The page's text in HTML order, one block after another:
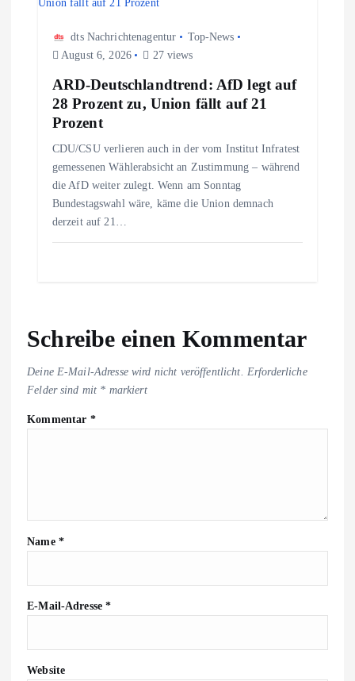
dts Nachrichtenagentur
Top-News
August 6, 2026
27 views
ARD-Deutschlandtrend: AfD legt auf
28 Prozent zu, Union fällt auf 21
Prozent
CDU/CSU verlieren auch in der vom Institut Infratest
gemessenen Wählerabsicht an Zustimmung – während
die AfD weiter zulegt. Wenn am Sonntag
Bundestagswahl wäre, käme die Union demnach
derzeit auf 21…
Schreibe einen Kommentar
Deine E-Mail-Adresse wird nicht veröffentlicht. Erforderliche
Felder sind mit * markiert
Kommentar *
Name *
E-Mail-Adresse*
Website